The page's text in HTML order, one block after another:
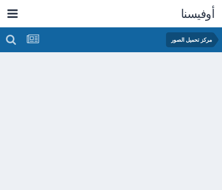
أوفيسنا
مركز تحميل الصور